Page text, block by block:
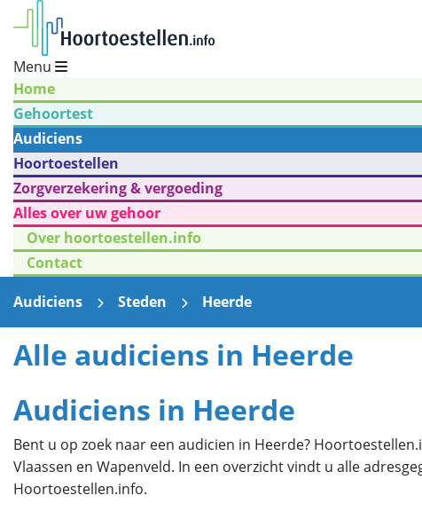
Menu
Home
Gehoortest
Audiciens
Hoortoestellen
Zorgverzekering & vergoeding
Alles over uw gehoor
Over hoortoestellen.info
Contact
Audiciens
Steden Heerde
Alle audiciens in Heerde
Audiciens in Heerde
Bent u op zoek naar een audicien in Heerde?
Vlaassen en Wapenveld. In een overzicht vindt u alle
Hoortoestellen.info.